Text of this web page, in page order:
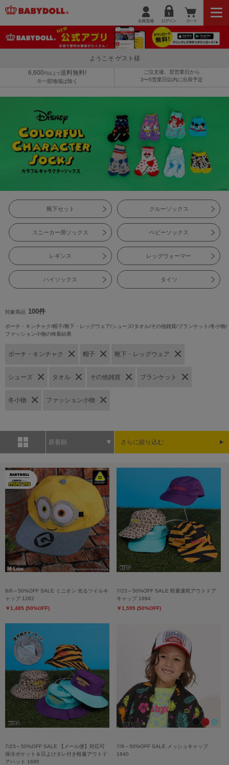
ようこそ ゲスト様
6,600 円以上で送料無料!
※一部地域は除く
ご注文後、翌営業日から
3〜5営業日以内に出荷予定
靴下セット クルーソックス
スニーカー用ソックス ベビーソックス
レギンス レッグウォーマー
ハイソックス タイツ
対象商品 100件
ポーチ・キンチャク/帽子/靴下・レッグウェア/シューズ/タオル/その他雑貨/ブランケット/冬小物/
ファッション小物の検索結果
ポーチ・キンチャク 帽子 靴下・レッグウェア
シューズ タオル その他雑貨 ブランケット
冬小物 ファッション小物
新着順 さらに絞り込む
8/6～50%OFF SALE ミニオン 光るツイルキ
ャップ 1282
￥1,485 (50%OFF)
7/23～50%OFF SALE 軽量速乾アウトドア
キャップ 1694
￥1,595 (50%OFF)
7/23～50%OFF SALE 【メール便】対応可
保冷ポケット＆日よけタレ付き軽量アウトド
アハット 1695
7/9～50%OFF SALE メッシュキャップ
1640